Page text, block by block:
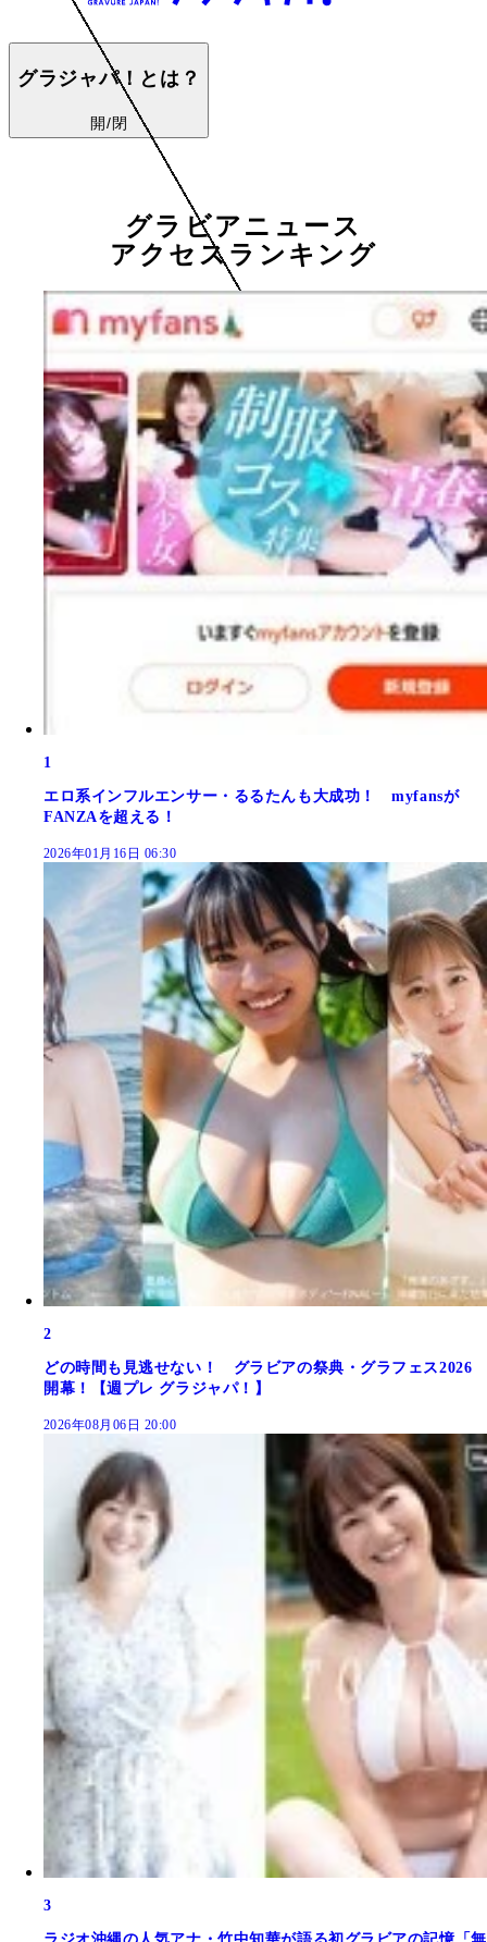
グラジャパ！とは？
開/閉
グラビアニュース
アクセスランキング
1
エロ系インフルエンサー・るるたんも大成功！ myfansが
FANZAを超える！
2026年01月16日 06:30
2
どの時間も見逃せない！ グラビアの祭典・グラフェス2026
開幕！【週プレ グラジャパ！】
2026年08月06日 20:00
3